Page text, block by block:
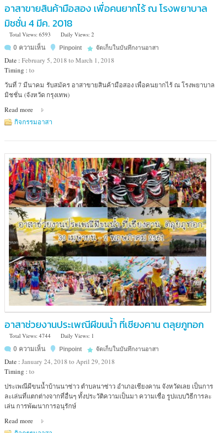
อาสาขายสินค้ามือสอง เพื่อคนยากไร้ ณ โรงพยาบาล
มิชชั่น 4 มีค. 2018
Total Views: 6593
Daily Views: 2
0 ความเห็น
Pinpoint จัดเก็บในบันทึกงานอาสา
Date : February 5, 2018 to March 1, 2018
Timing : to
Location
:
ถนน
หลานหลวง
สี่
แยก
มหานาค
เขต
ดุสิต
กรุงเทพมหานคร
10300
ประเทศไทย
วันที่ 7 มีนาคม รับสมัคร อาสาขายสินค้ามือสอง เพื่อคนยากไร้ ณ โรงพยาบาล
มิชชั่น (จังหวัด กรุงเทพ)
Read more
กิจกรรมอาสา
อาสาช่วยงานประเพณีผีขนน้ำ ที่เชียงคาน ตลุยภูทอก
Total Views: 4744
Daily Views: 1
0 ความเห็น
Pinpoint จัดเก็บในบันทึกงานอาสา
Date : January 24, 2018 to April 29, 2018
Timing : to
Location
:
บ้าน
ซ่าว
ประเพณีผีขนน้ำบ้านนาซ่าว ตำบลนาซ่าว อำเภอเชียงคาน จังหวัดเลย เป็นการ
ละเล่นที่แตกต่างจากที่อื่นๆ ทั้งประวัติความเป็นมา ความเชื่อ รูปแบบวิธีการละ
เล่น การพัฒนาการอนุรักษ์
Read more